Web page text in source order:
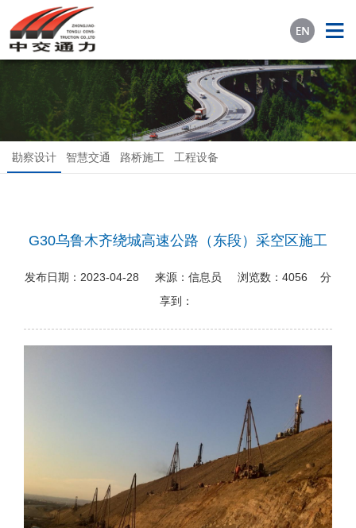
勘察设计 智慧交通 路桥施工 工程设备
G30乌鲁木齐绕城高速公路（东段）采空区施工
发布日期： 2023-04-28 来源： 信息员 浏览数： 4056 分
享到：